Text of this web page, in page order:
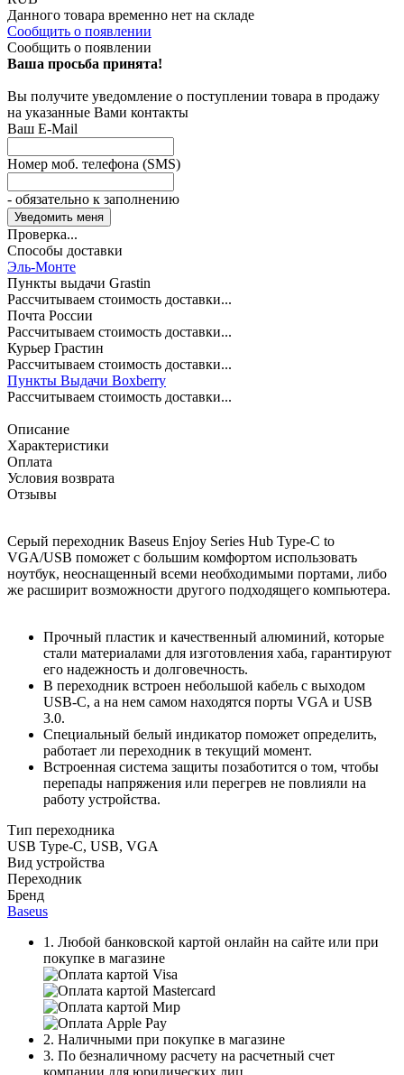
Данного товара временно нет на складе
Сообщить о появлении
Сообщить о появлении
Ваша просьба принята!
Вы получите уведомление о поступлении товара в продажу
на указанные Вами контакты
Ваш E-Mail
Номер моб. телефона (SMS)
- обязательно к заполнению
Проверка...
Способы доставки
Эль-Монте
Пункты выдачи Grastin
Рассчитываем стоимость доставки...
Почта России
Рассчитываем стоимость доставки...
Курьер Грастин
Рассчитываем стоимость доставки...
Пункты Выдачи Boxberry
Рассчитываем стоимость доставки...
Описание
Характеристики
Оплата
Условия возврата
Отзывы
Серый переходник Baseus Enjoy Series Hub Type-C to
VGA/USB поможет с большим комфортом использовать
ноутбук, неоснащенный всеми необходимыми портами, либо
же расширит возможности другого подходящего компьютера.
Прочный пластик и качественный алюминий, которые
стали материалами для изготовления хаба, гарантируют
его надежность и долговечность.
В переходник встроен небольшой кабель с выходом
USB-C, а на нем самом находятся порты VGA и USB
3.0.
Специальный белый индикатор поможет определить,
работает ли переходник в текущий момент.
Встроенная система защиты позаботится о том, чтобы
перепады напряжения или перегрев не повлияли на
работу устройства.
Тип переходника
USB Type-C, USB, VGA
Вид устройства
Переходник
Бренд
Baseus
1. Любой банковской картой онлайн на сайте или при
покупке в магазине
2. Наличными при покупке в магазине
3. По безналичному расчету на расчетный счет
компании для юридических лиц